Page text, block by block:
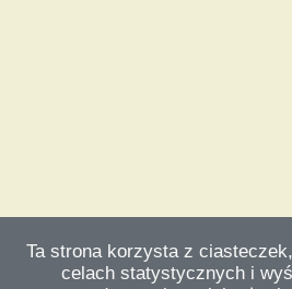
Ta strona korzysta z
celach statystycznych i